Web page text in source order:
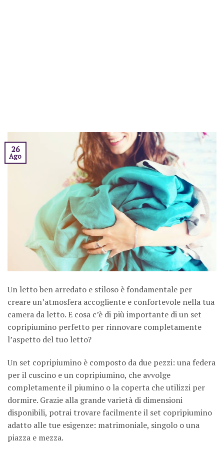
26
Ago
Un letto ben arredato e stiloso è fondamentale per
creare un’atmosfera accogliente e confortevole nella tua
camera da letto. E cosa c’è di più importante di un set
copripiumino perfetto per rinnovare completamente
l’aspetto del tuo letto?
Un set copripiumino è composto da due pezzi: una federa
per il cuscino e un copripiumino, che avvolge
completamente il piumino o la coperta che utilizzi per
dormire. Grazie alla grande varietà di dimensioni
disponibili, potrai trovare facilmente il set copripiumino
adatto alle tue esigenze: matrimoniale, singolo o una
piazza e mezza.